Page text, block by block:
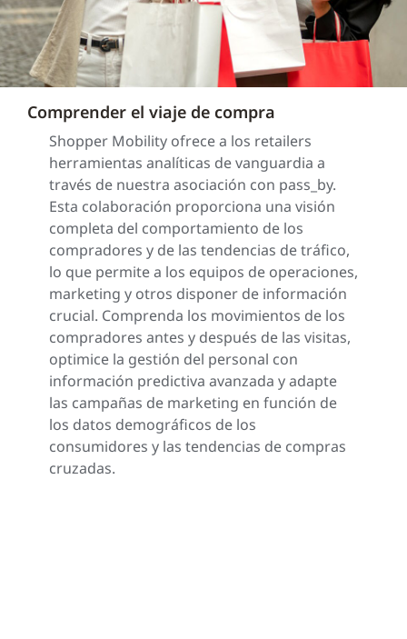
Comprender el viaje de compra
Shopper Mobility ofrece a los retailers
herramientas analíticas de vanguardia a
través de nuestra asociación con pass_by.
Esta colaboración proporciona una visión
completa del comportamiento de los
compradores y de las tendencias de tráfico,
lo que permite a los equipos de operaciones,
marketing y otros disponer de información
crucial. Comprenda los movimientos de los
compradores antes y después de las visitas,
optimice la gestión del personal con
información predictiva avanzada y adapte
las campañas de marketing en función de
los datos demográficos de los
consumidores y las tendencias de compras
cruzadas.